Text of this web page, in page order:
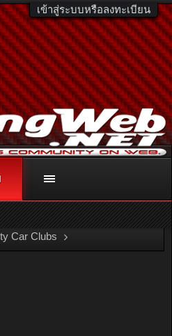
เข้าสู่ระบบหรือลงทะเบียน
หรือโทร. 081-811-1138
อียดเพิ่มเติม คลิกที่นี่
Car Clubs